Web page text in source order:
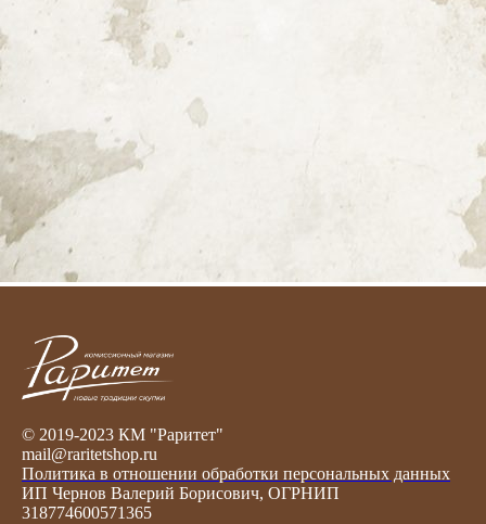
© 2019-2023 КМ "Раритет"
mail@raritetshop.ru
Политика в отношении обработки персональных данных
ИП Чернов Валерий Борисович, ОГРНИП
318774600571365